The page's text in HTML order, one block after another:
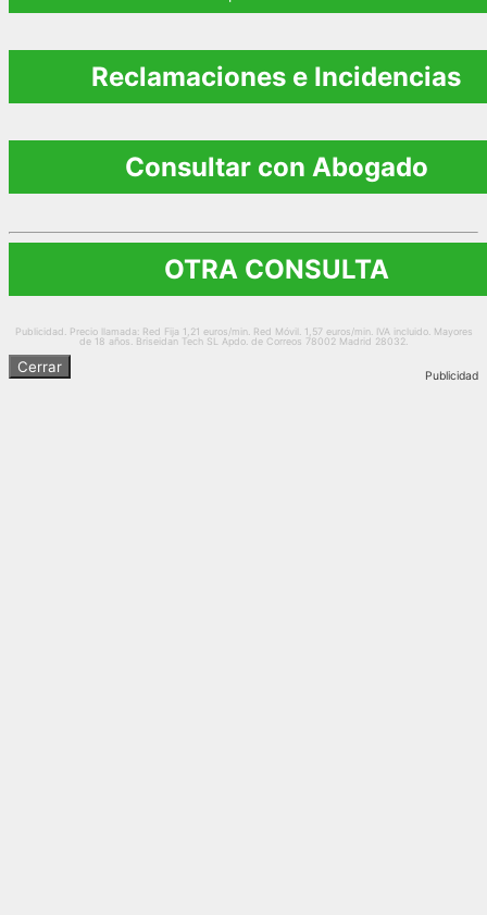
Reclamaciones e Incidencias
Consultar con Abogado
OTRA CONSULTA
Publicidad. Precio llamada: Red Fija 1,21 euros/min. Red Móvil. 1,57 euros/min. IVA incluido. Mayores
de 18 años. Briseidan Tech SL Apdo. de Correos 78002 Madrid 28032.
Publicidad
Cerrar